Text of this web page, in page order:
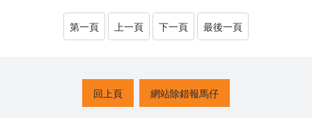
（一）本縣特殊教育輔導團及本府特殊教育相關行政人員。
（二）本縣特教通報網有登錄資優生學校，每校至少指派1
名實際授課教師參與。
（一）藉由資優教師專業增能研習精進資優教師教學效能。
（二）落實十二年國教課綱相關配套措施規劃，協助資優教
師進行課程重整與教學創新，提供教師學科調整及特殊需求
第一頁 上一頁 下一頁 最後一頁
回上頁 網站除錯報馬仔